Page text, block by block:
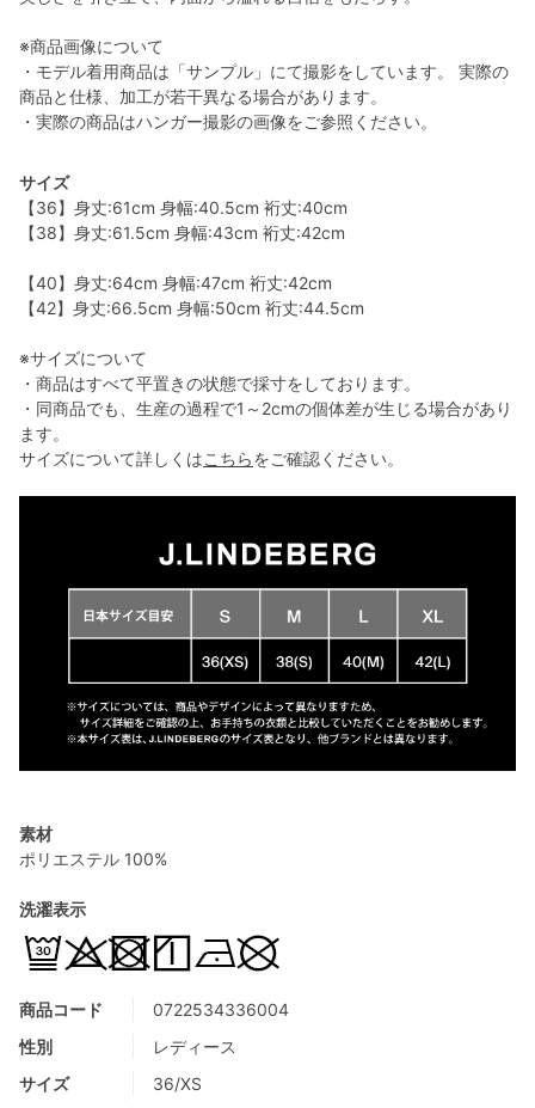
商品コード
0722534336004
性別
レディース
サイズ
36/XS
※商品画像について
・モデル着用商品は「サンプル」にて撮影をしています。 実際の
商品と仕様、加工が若干異なる場合があります。
・実際の商品はハンガー撮影の画像をご参照ください。
サイズ
【36】身丈:61cm 身幅:40.5cm 裄丈:40cm
【38】身丈:61.5cm 身幅:43cm 裄丈:42cm
【40】身丈:64cm 身幅:47cm 裄丈:42cm
【42】身丈:66.5cm 身幅:50cm 裄丈:44.5cm
※サイズについて
・商品はすべて平置きの状態で採寸をしております。
・同商品でも、生産の過程で1～2cmの個体差が生じる場合があり
ます。
サイズについて詳しくはこちらをご確認ください。
素材
ポリエステル 100%
洗濯表示